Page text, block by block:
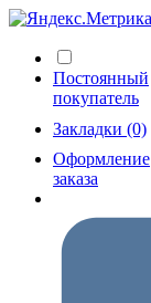
Постоянный
покупатель
Закладки (0)
Оформление
заказа